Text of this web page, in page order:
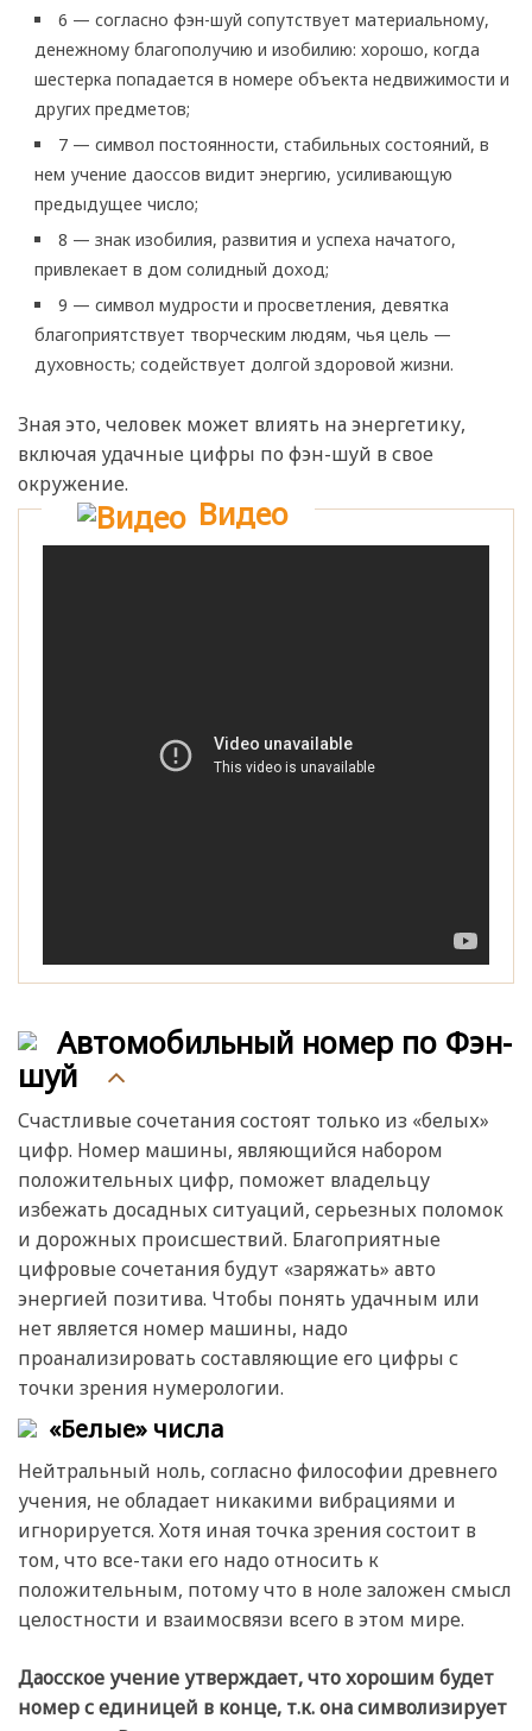
6 — согласно фэн-шуй сопутствует материальному,
денежному благополучию и изобилию: хорошо, когда
шестерка попадается в номере объекта недвижимости и
других предметов;
7 — символ постоянности, стабильных состояний, в
нем учение даоссов видит энергию, усиливающую
предыдущее число;
8 — знак изобилия, развития и успеха начатого,
привлекает в дом солидный доход;
9 — символ мудрости и просветления, девятка
благоприятствует творческим людям, чья цель —
духовность; содействует долгой здоровой жизни.
Зная это, человек может влиять на энергетику,
включая удачные цифры по фэн-шуй в свое
окружение.
Видео
Автомобильный номер по Фэн-
шуй
Счастливые сочетания состоят только из «белых»
цифр. Номер машины, являющийся набором
положительных цифр, поможет владельцу
избежать досадных ситуаций, серьезных поломок
и дорожных происшествий. Благоприятные
цифровые сочетания будут «заряжать» авто
энергией позитива. Чтобы понять удачным или
нет является номер машины, надо
проанализировать составляющие его цифры с
точки зрения нумерологии.
«Белые» числа
Нейтральный ноль, согласно философии древнего
учения, не обладает никакими вибрациями и
игнорируется. Хотя иная точка зрения состоит в
том, что все-таки его надо относить к
положительным, потому что в ноле заложен смысл
целостности и взаимосвязи всего в этом мире.
Даосское учение утверждает, что хорошим будет
номер с единицей в конце, т.к. она символизирует